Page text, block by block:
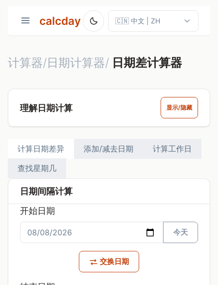
calcday
计算器/日期计算器/ 日期差计算器
理解日期计算 显示/隐藏
计算日期差异 添加/减去日期
计算工作日
查找星期几
日期间隔计算
开始日期
今天
交换日期